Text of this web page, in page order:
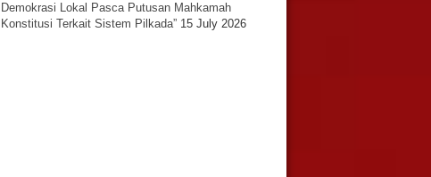
Demokrasi Lokal Pasca Putusan Mahkamah
Konstitusi Terkait Sistem Pilkada” 15 July 2026